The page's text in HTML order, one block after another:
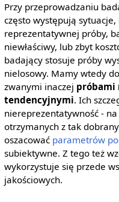
Przy przeprowadzaniu
często występują
reprezentatywnej próby,
niewłaściwy, lub zbyt
badający stosuje próby
nielosowy. Mamy wtedy
zwanymi inaczej próbami
tendencyjnymi. Ich
niereprezentatywność -
otrzymanych z tak
oszacować parametrów
subiektywne. Z tego też
wykorzystuje się przede
jakościowych.